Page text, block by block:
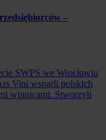
–
SWPS we Wrocławiu
Vini wsparli polskich
winnicami. Stworzyli